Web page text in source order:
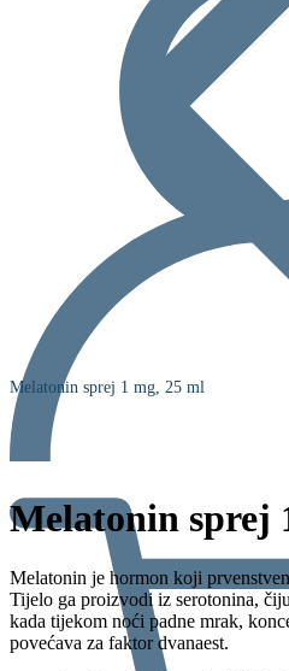
Melatonin sprej 1 mg, 25 ml
Melatonin sprej
Melatonin je hormon koji
Tijelo ga proizvodi iz serotonina,
kada tijekom noći padne mrak,
povećava za faktor dvanaest.